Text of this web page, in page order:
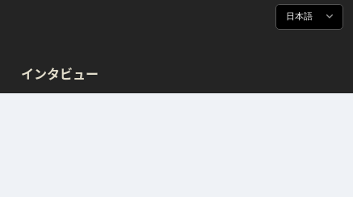
日本語
インタビュー